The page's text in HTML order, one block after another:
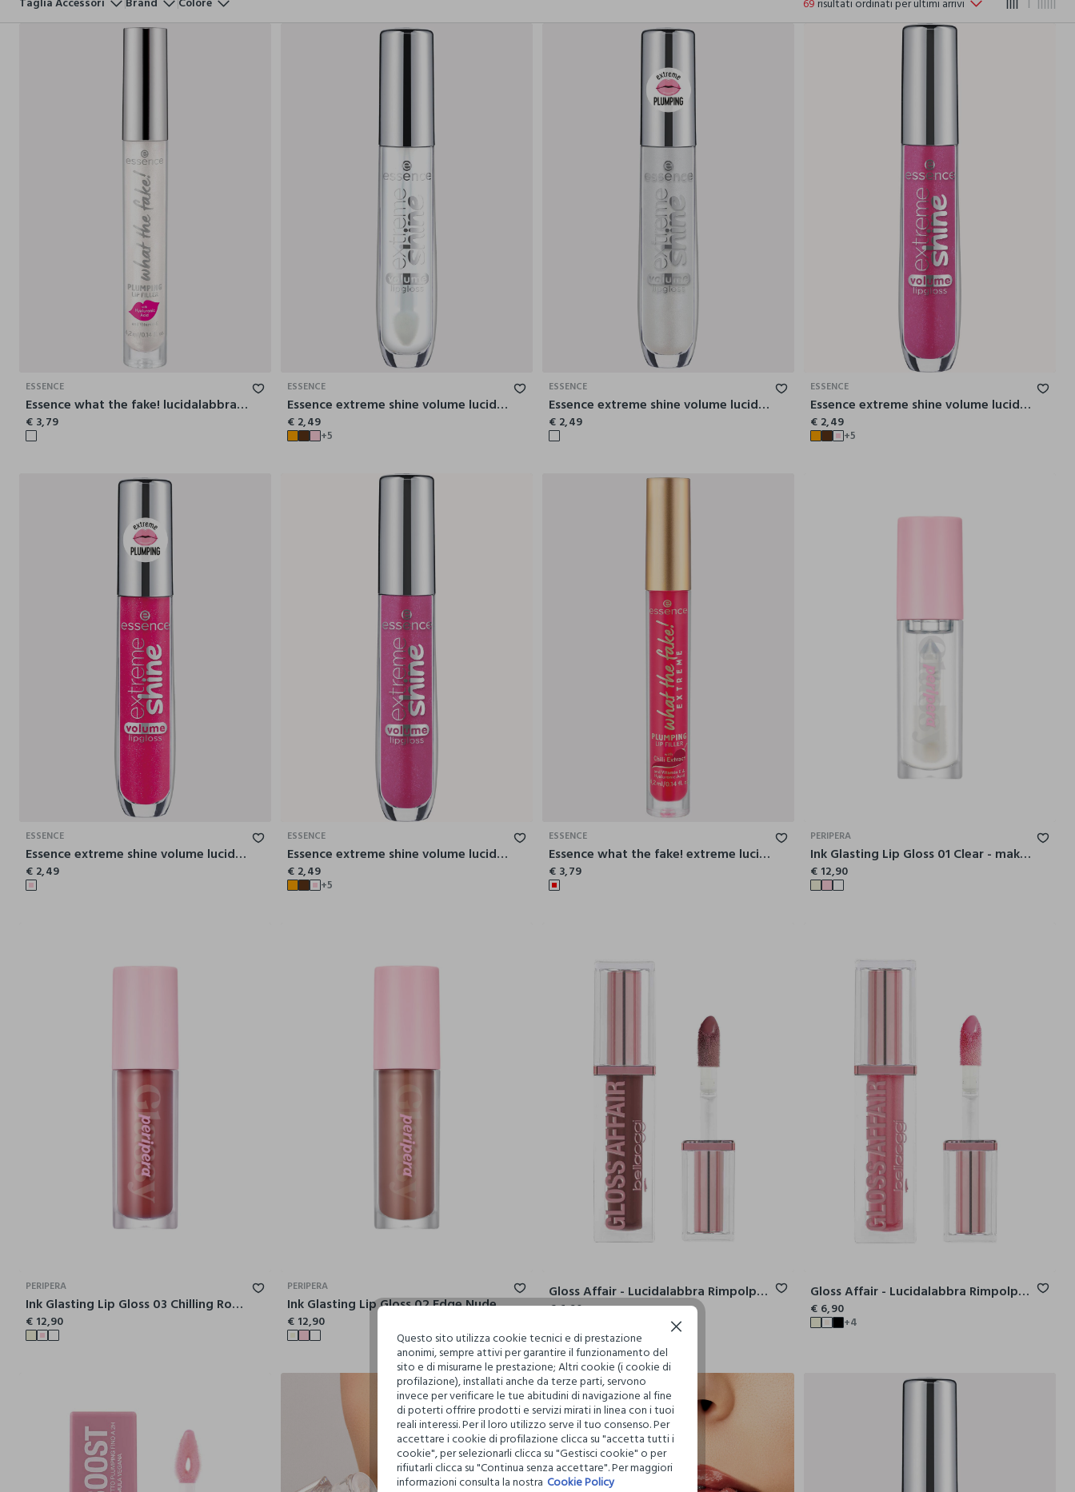
ESSENCE
Essence what the fake! lucidalabbra effetto volumizzante 01
€ 3,79
ESSENCE
Essence extreme shine volume lucidalabbra 01
€ 2,49
+5
ESSENCE
Essence extreme shine volume lucidalabbra 101
€ 2,49
ESSENCE
Essence extreme shine volume lucidalabbra 02
€ 2,49
+5
ESSENCE
Essence extreme shine volume lucidalabbra 103
€ 2,49
ESSENCE
Essence extreme shine volume lucidalabbra 102
€ 2,49
+5
ESSENCE
Essence what the fake! extreme lucidalabbra effetto volumizzante
€ 3,79
PERIPERA
Ink Glasting Lip Gloss 01 Clear - make-up coreano
€ 12,90
PERIPERA
Ink Glasting Lip Gloss 03 Chilling Rosy - make-up coreano
€ 12,90
PERIPERA
Ink Glasting Lip Gloss 02 Edge Nude - make-up coreano
€ 12,90
Gloss Affair - Lucidalabbra Rimpolpante Nutritivo
€ 6,90
Gloss Affair - Lucidalabbra Rimpolpante Nutritivo
€ 6,90
+4
Questo sito utilizza cookie tecnici e di prestazione
anonimi, sempre attivi per garantire il funzionamento del
sito e di misurarne le prestazione; Altri cookie (i cookie di
profilazione), installati anche da terze parti, servono
invece per verificare le tue abitudini di navigazione al fine
di poterti offrire prodotti e servizi mirati in linea con i tuoi
reali interessi. Per il loro utilizzo serve il tuo consenso. Per
accettare i cookie di profilazione clicca su "accetta tutti i
cookie", per selezionarli clicca su "Gestisci cookie" o per
rifiutarli clicca su "Continua senza accettare". Per maggiori
informazioni consulta la nostra Cookie Policy
Continua senza accettare